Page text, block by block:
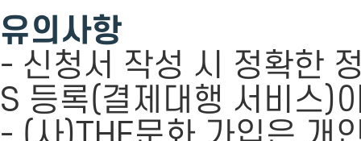
유의사항
- 신청서 작성 시 정확한
S 등록(결제대행 서비스)